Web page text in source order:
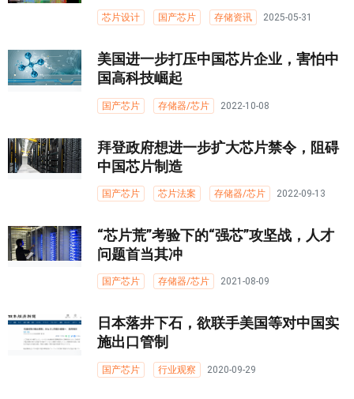
芯片设计 国产芯片 存储资讯 2025-05-31
美国进一步打压中国芯片企业，害怕中
国高科技崛起
国产芯片 存储器/芯片 2022-10-08
拜登政府想进一步扩大芯片禁令，阻碍
中国芯片制造
国产芯片 芯片法案 存储器/芯片 2022-09-13
“芯片荒”考验下的“强芯”攻坚战，人才
问题首当其冲
国产芯片 存储器/芯片 2021-08-09
日本落井下石，欲联手美国等对中国实
施出口管制
国产芯片 行业观察 2020-09-29